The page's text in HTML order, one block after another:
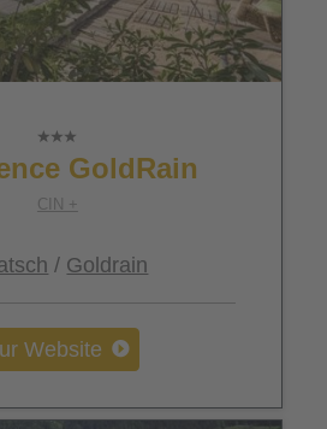
GoldRain
CIN +
/ Goldrain
Website